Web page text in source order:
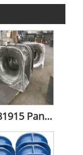
DIN81915 Panama-Unterlegkeil